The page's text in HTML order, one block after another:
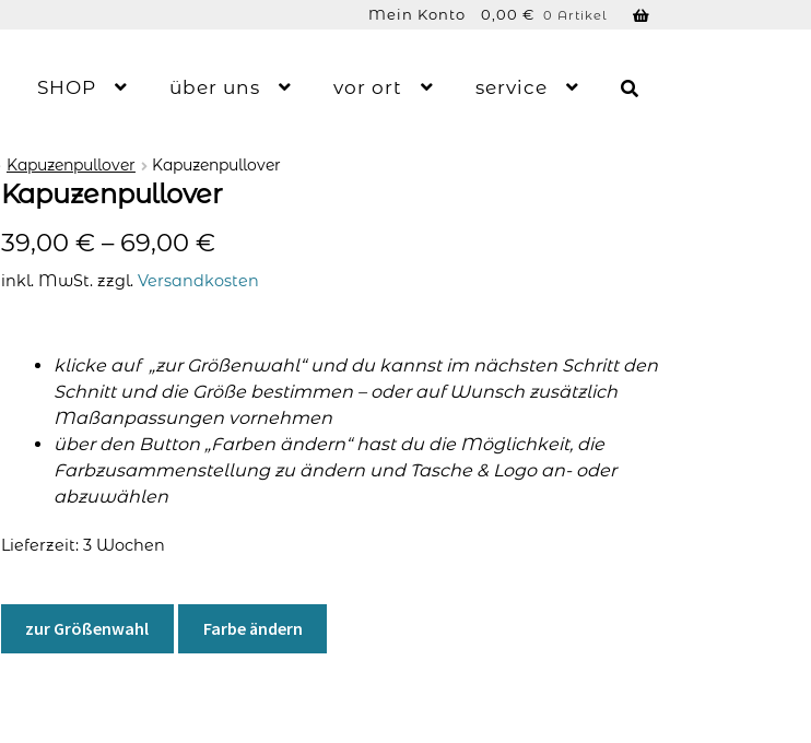
0,00 € 0 Artikel
Mein Konto
SHOP über uns vor ort service
Kapuzenpullover Kapuzenpullover
Kapuzenpullover
39,00 € – 69,00 €
inkl. MwSt. zzgl. Versandkosten
klicke auf „zur Größenwahl“ und du kannst im nächsten Schritt den
Schnitt und die Größe bestimmen – oder auf Wunsch zusätzlich
Maßanpassungen vornehmen
über den Button „Farben ändern“ hast du die Möglichkeit, die
Farbzusammenstellung zu ändern und Tasche & Logo an- oder
abzuwählen
Lieferzeit: 3 Wochen
zur Größenwahl Farbe ändern